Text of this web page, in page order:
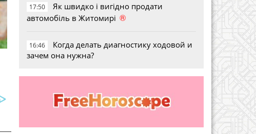
17:50
Як швидко і вигідно продати
автомобіль в Житомирі ®
16:46
Когда делать диагностику ходовой и
зачем она нужна?